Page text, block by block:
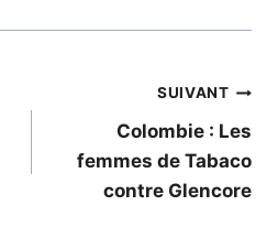
SUIVANT
Colombie : Les
femmes de Tabaco
contre Glencore